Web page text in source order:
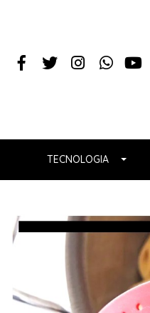
TECNOLOGIA